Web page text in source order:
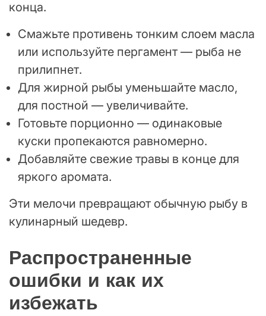
конца.
Смажьте противень тонким слоем масла
или используйте пергамент — рыба не
прилипнет.
Для жирной рыбы уменьшайте масло,
для постной — увеличивайте.
Готовьте порционно — одинаковые
куски пропекаются равномерно.
Добавляйте свежие травы в конце для
яркого аромата.
Эти мелочи превращают обычную рыбу в
кулинарный шедевр.
Распространенные
ошибки и как их
избежать